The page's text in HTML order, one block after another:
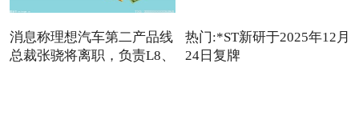
消息称理想汽车第二产品线
总裁张骁将离职，负责L8、
热门:*ST新研于2025年12月
24日复牌